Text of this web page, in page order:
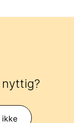
ikke